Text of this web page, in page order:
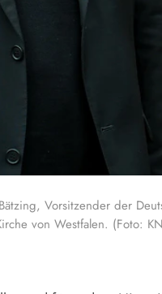
Vorsitzender der
von Westfalen. (Foto: